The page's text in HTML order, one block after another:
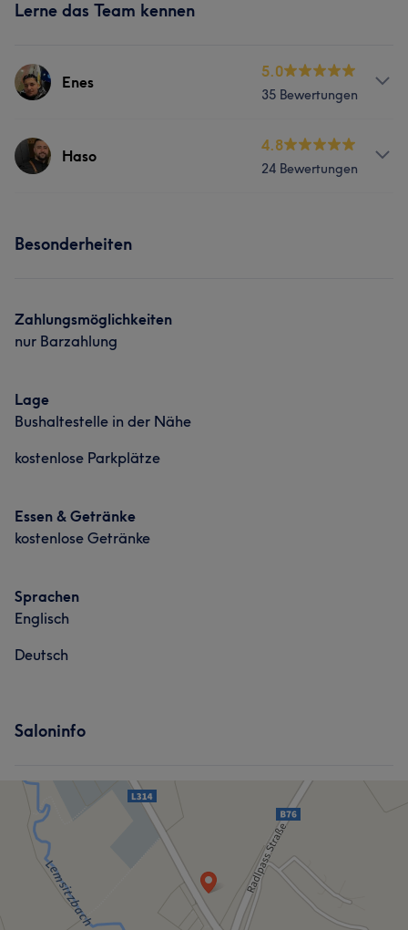
Lerne das Team kennen
Enes
5.0
35 Bewertungen
Services
Haso
4.8
24 Bewertungen
Besonderheiten
Zahlungsmöglichkeiten
nur Barzahlung
Lage
Bushaltestelle in der Nähe
kostenlose Parkplätze
Essen & Getränke
kostenlose Getränke
Sprachen
Englisch
Deutsch
Saloninfo